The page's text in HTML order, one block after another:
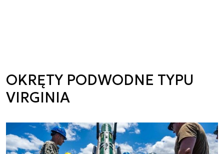
OKRĘTY PODWODNE TYPU
VIRGINIA